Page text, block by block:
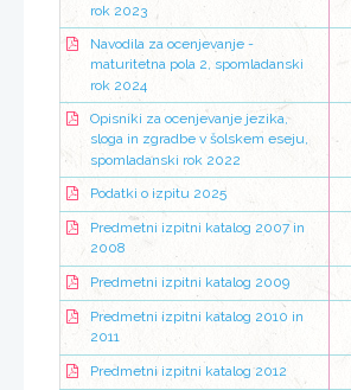
rok 2023
Navodila za ocenjevanje -
maturitetna pola 2, spomladanski
rok 2024
Opisniki za ocenjevanje jezika,
sloga in zgradbe v šolskem eseju,
spomladanski rok 2022
Podatki o izpitu 2025
Predmetni izpitni katalog 2007 in
2008
Predmetni izpitni katalog 2009
Predmetni izpitni katalog 2010 in
2011
Predmetni izpitni katalog 2012